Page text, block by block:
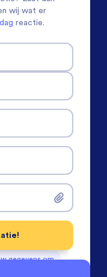
wij wat er
reactie.
gegevens om